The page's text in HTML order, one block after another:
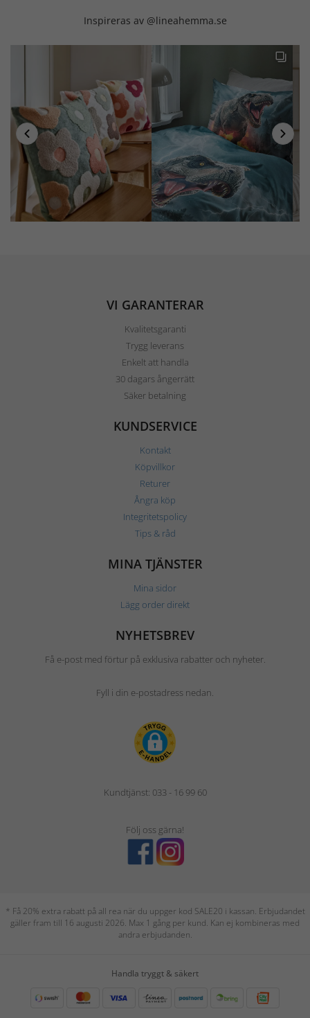
Inspireras av @lineahemma.se
VI GARANTERAR
Kvalitetsgaranti
Trygg leverans
Enkelt att handla
30 dagars ångerrätt
Säker betalning
KUNDSERVICE
Kontakt
Köpvillkor
Returer
Ångra köp
Integritetspolicy
Tips & råd
MINA TJÄNSTER
Mina sidor
Lägg order direkt
NYHETSBREV
Få e-post med förtur på exklusiva rabatter och nyheter.
Fyll i din e-postadress nedan.
Kundtjänst: 033 - 16 99 60
Följ oss gärna!
* Få 20% extra rabatt på all rea när du uppger kod SALE20 i kassan. Erbjudandet
gäller fram till 16 augusti 2026. Max 1 gång per kund. Kan ej kombineras med
andra erbjudanden.
Handla tryggt & säkert